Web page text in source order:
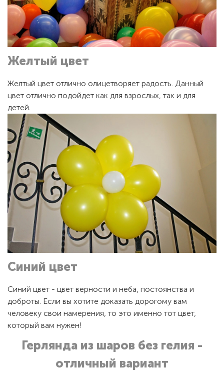
Желтый цвет
Желтый цвет отлично олицетворяет радость. Данный
цвет отлично подойдет как для взрослых, так и для
детей.
Синий цвет
Синий цвет - цвет верности и неба, постоянства и
доброты. Если вы хотите доказать дорогому вам
человеку свои намерения, то это именно тот цвет,
который вам нужен!
Герлянда из шаров без гелия -
отличный вариант